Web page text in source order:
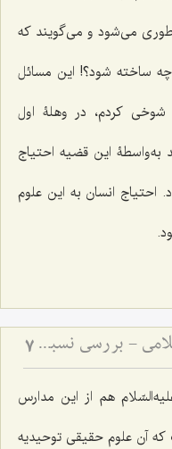
می‌شود و می‌گویند که
چه ساخته شود؟! این مسائل
شوخی کردم، در وهلۀ اول
این قضیه احتیاج
انسان به این علوم
تبیین جایگاه جعل در فلسفه اسلامی - بررسی نسبت میان اراده الهی و ماهیت اشیاء 7
هم از این مدارس
آن علوم حقیقی توحیدیه